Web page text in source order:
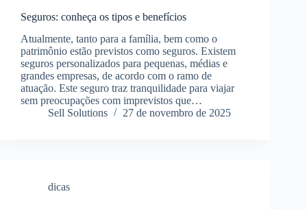
Seguros: conheça os tipos e benefícios
Atualmente, tanto para a família, bem como o
patrimônio estão previstos como seguros. Existem
seguros personalizados para pequenas, médias e
grandes empresas, de acordo com o ramo de
atuação. Este seguro traz tranquilidade para viajar
sem preocupações com imprevistos que…
Sell Solutions
27 de novembro de 2025
dicas